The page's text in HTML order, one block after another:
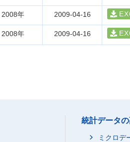
2008年 2009-04-16
2008年 2009-04-16
統計データ
ミクロデ